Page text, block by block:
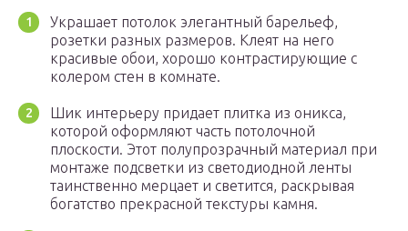
Украшает потолок элегантный барельеф,
розетки разных размеров. Клеят на него
красивые обои, хорошо контрастирующие с
колером стен в комнате.
Шик интерьеру придает плитка из оникса,
которой оформляют часть потолочной
плоскости. Этот полупрозрачный материал при
монтаже подсветки из светодиодной ленты
таинственно мерцает и светится, раскрывая
богатство прекрасной текстуры камня.